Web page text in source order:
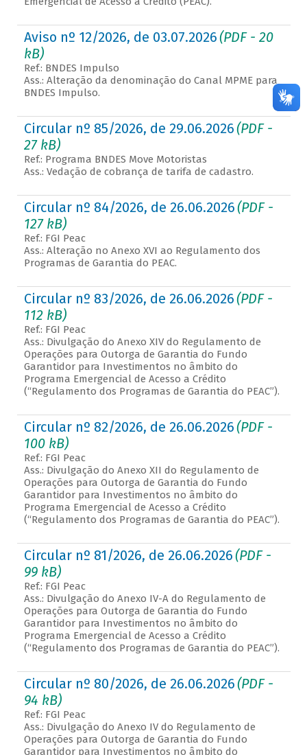
Aviso nº 12/2026, de 03.07.2026(PDF - 20
kB)
Ref.: BNDES Impulso
Ass.: Alteração da denominação do Canal MPME para
BNDES Impulso.
Circular nº 85/2026, de 29.06.2026(PDF -
27 kB)
Ref.: Programa BNDES Move Motoristas
Ass.: Vedação de cobrança de tarifa de cadastro.
Circular nº 84/2026, de 26.06.2026(PDF -
127 kB)
Ref.: FGI Peac
Ass.: Alteração no Anexo XVI ao Regulamento dos
Programas de Garantia do PEAC.
Circular nº 83/2026, de 26.06.2026(PDF -
112 kB)
Ref.: FGI Peac
Ass.: Divulgação do Anexo XIV do Regulamento de
Operações para Outorga de Garantia do Fundo
Garantidor para Investimentos no âmbito do
Programa Emergencial de Acesso a Crédito
(“Regulamento dos Programas de Garantia do PEAC”).
Circular nº 82/2026, de 26.06.2026(PDF -
100 kB)
Ref.: FGI Peac
Ass.: Divulgação do Anexo XII do Regulamento de
Operações para Outorga de Garantia do Fundo
Garantidor para Investimentos no âmbito do
Programa Emergencial de Acesso a Crédito
(“Regulamento dos Programas de Garantia do PEAC”).
Circular nº 81/2026, de 26.06.2026(PDF -
99 kB)
Ref.: FGI Peac
Ass.: Divulgação do Anexo IV-A do Regulamento de
Operações para Outorga de Garantia do Fundo
Garantidor para Investimentos no âmbito do
Programa Emergencial de Acesso a Crédito
(“Regulamento dos Programas de Garantia do PEAC”).
Circular nº 80/2026, de 26.06.2026(PDF -
94 kB)
Ref.: FGI Peac
Ass.: Divulgação do Anexo IV do Regulamento de
Operações para Outorga de Garantia do Fundo
Garantidor para Investimentos no âmbito do